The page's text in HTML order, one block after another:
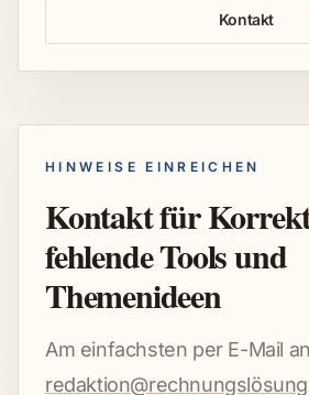
Kontakt
HINWEISE EINREICHEN
Kontakt für
fehlende Tools und
Themenideen
Am einfachsten per E-Mail an